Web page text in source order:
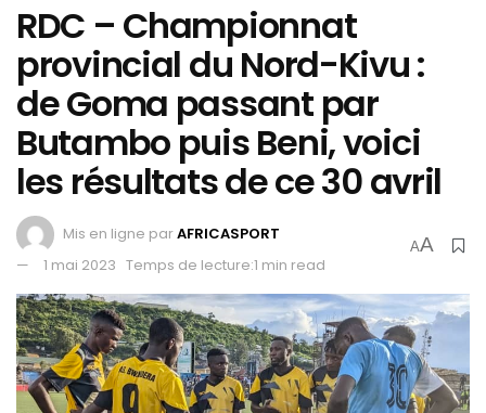
RDC – Championnat
provincial du Nord-Kivu :
de Goma passant par
Butambo puis Beni, voici
les résultats de ce 30 avril
Mis en ligne parAFRICASPORT
1 mai 2023 Temps de lecture:1 min read
AA